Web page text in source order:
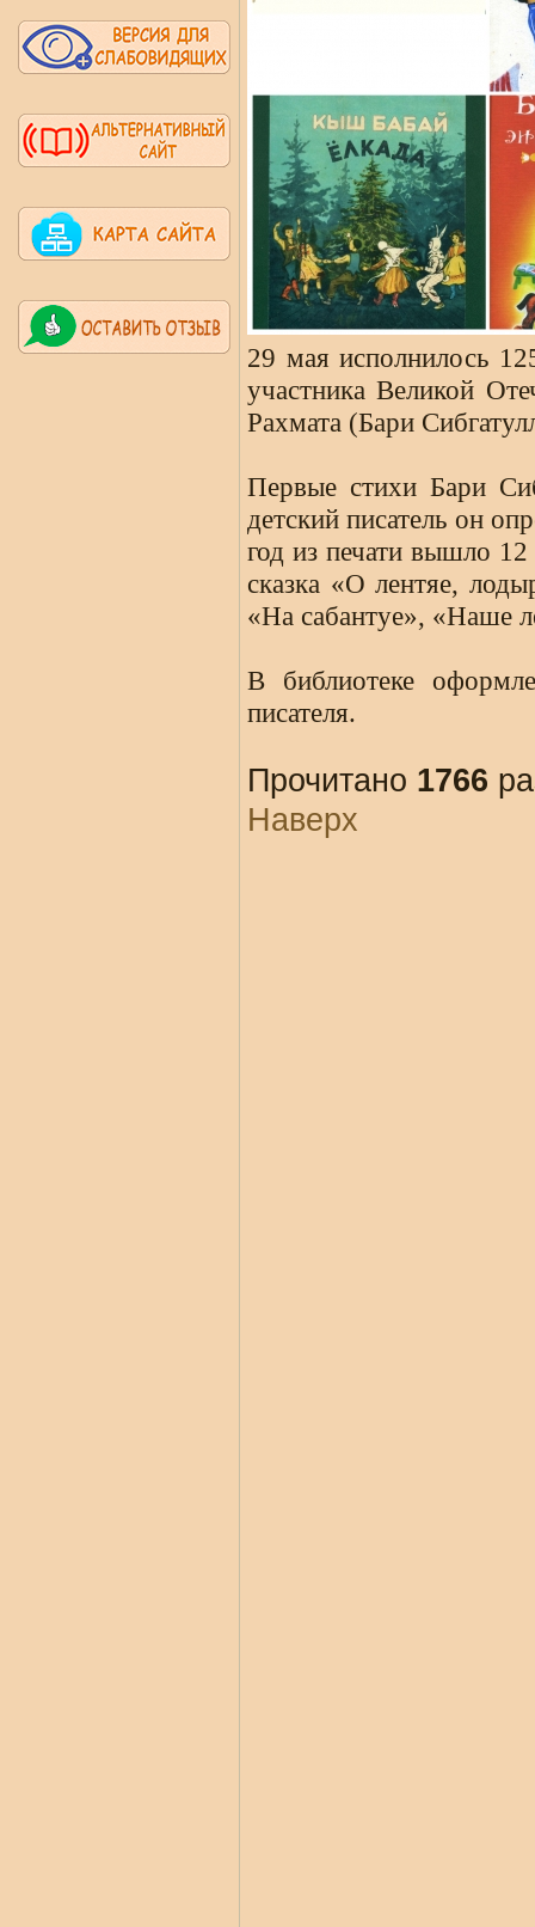
29 мая исполнилось
участника Великой
Рахмата (Бари
Первые стихи Бари
детский писатель он
год из печати вышло
сказка «О лентяе,
«На сабантуе», «Наше
В библиотеке
писателя.
Прочитано 1766
Наверх